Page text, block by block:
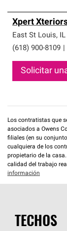
Xpert
East St Louis, IL
(618) 900-8109
Solicitar
Los contratistas que
asociados a Owens
filiales (en su
cualquiera de los
propietario de la
calidad del trabajo
información
TECHOS